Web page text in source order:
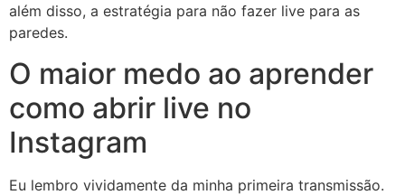
além disso, a estratégia para não fazer live para as
paredes.
O maior medo ao aprender
como abrir live no
Instagram
Eu lembro vividamente da minha primeira transmissão.